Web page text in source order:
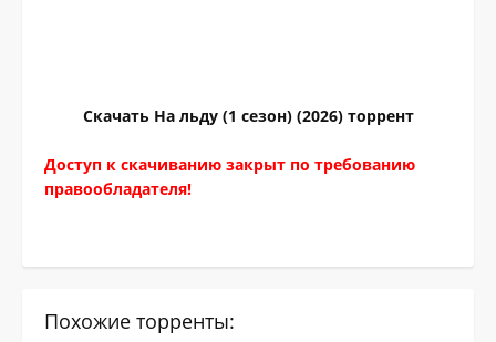
Скачать На льду (1 сезон) (2026) торрент
Доступ к скачиванию закрыт по требованию
правообладателя!
Похожие торренты: